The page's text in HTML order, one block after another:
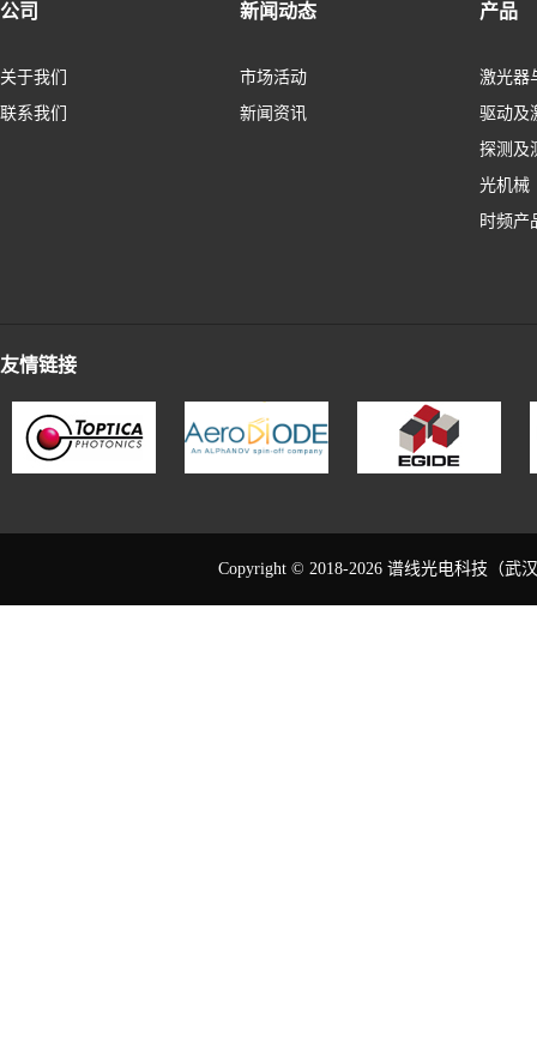
公司
关于我们
联系我们
新闻动态
市场活动
新闻资讯
产品
激光器
驱动及
探测及
光机械
时频产
友情链接
Copyright © 2018-2026 谱线光电科技（武